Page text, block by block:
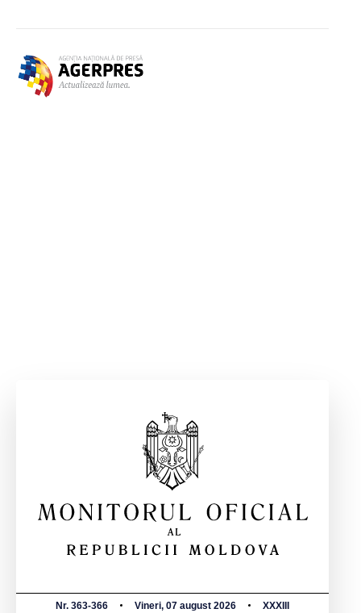
Nr. 363-366 Vineri, 07 august 2026 XXXIII